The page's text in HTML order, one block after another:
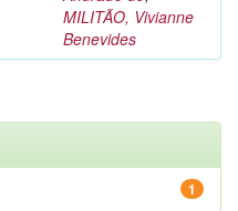
MILITÃO, Vivianne
Benevides
1